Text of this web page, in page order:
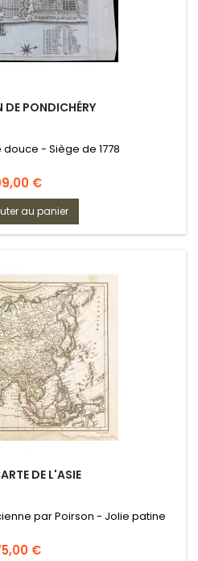
DE PONDICHÉRY
- Siège de 1778
€
au panier
DE L'ASIE
par Poirson - Jolie patine
€